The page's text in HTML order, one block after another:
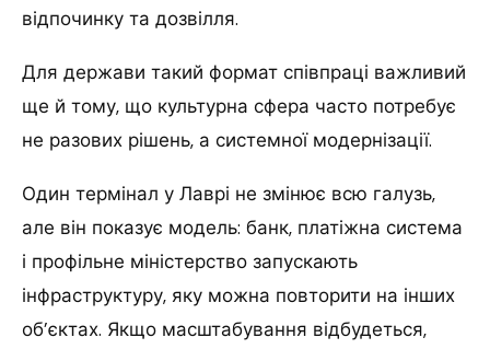
відпочинку та дозвілля.
Для держави такий формат співпраці важливий
ще й тому, що культурна сфера часто потребує
не разових рішень, а системної модернізації.
Один термінал у Лаврі не змінює всю галузь,
але він показує модель: банк, платіжна система
і профільне міністерство запускають
інфраструктуру, яку можна повторити на інших
об’єктах. Якщо масштабування відбудеться,